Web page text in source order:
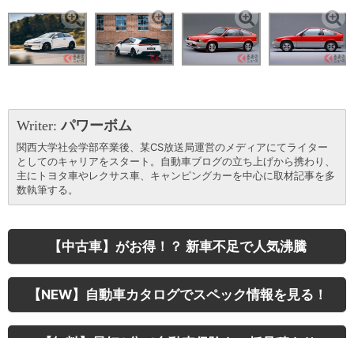
Writer:パワーボム
関西大学社会学部卒業後、某CS放送局運営のメディアにてライター
としてのキャリアをスタート。自動車ブログの立ち上げから携わり、
主にトヨタ車やレクサス車、キャンピングカーを中心に取材記事を多
数執筆する。
【中古車】がお得！？ 新車不足で人気沸騰
【NEW】自動車カタログでスペック情報を見る！